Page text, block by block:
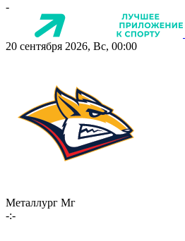
-
20 сентября 2026, Вс, 00:00
Металлург Мг
-:-